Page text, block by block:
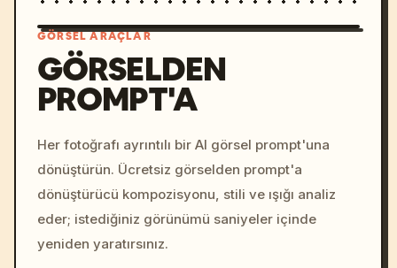
colors, 8k --v 6.0
GÖRSEL ARAÇLAR
GÖRSELDEN
PROMPT'A
Her fotoğrafı ayrıntılı bir AI görsel prompt'una
dönüştürün. Ücretsiz görselden prompt'a
dönüştürücü kompozisyonu, stili ve ışığı analiz
eder; istediğiniz görünümü saniyeler içinde
yeniden yaratırsınız.